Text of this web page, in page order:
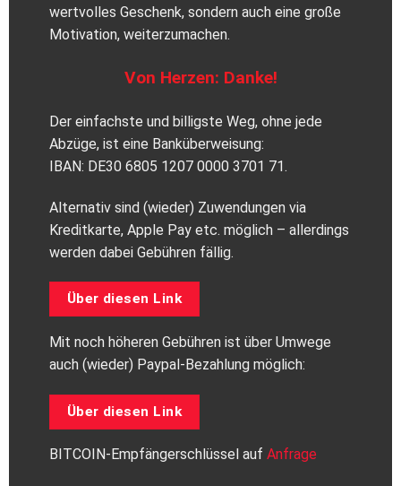
wertvolles Geschenk, sondern auch eine große
Motivation, weiterzumachen.
Von Herzen: Danke!
Der einfachste und billigste Weg, ohne jede
Abzüge, ist eine Banküberweisung:
IBAN: DE30 6805 1207 0000 3701 71.
Alternativ sind (wieder) Zuwendungen via
Kreditkarte, Apple Pay etc. möglich – allerdings
werden dabei Gebühren fällig.
Über diesen Link
Mit noch höheren Gebühren ist über Umwege
auch (wieder) Paypal-Bezahlung möglich:
Über diesen Link
BITCOIN-Empfängerschlüssel auf Anfrage